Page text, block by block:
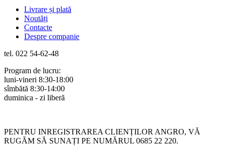
Livrare și plată
Noutăți
Contacte
Despre companie
tel. 022 54-62-48
Program de lucru:
luni-vineri 8:30-18:00
sîmbătă 8:30-14:00
duminica - zi liberă
PENTRU INREGISTRAREA CLIENȚILOR ANGRO, VĂ
RUGĂM SĂ SUNAȚI PE NUMĂRUL 0685 22 220.